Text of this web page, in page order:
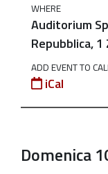
12-
2023-
12-
Binario
WHERE
Auditorium
Repubblica,
ADD EVENT TO
iCal
Domenica